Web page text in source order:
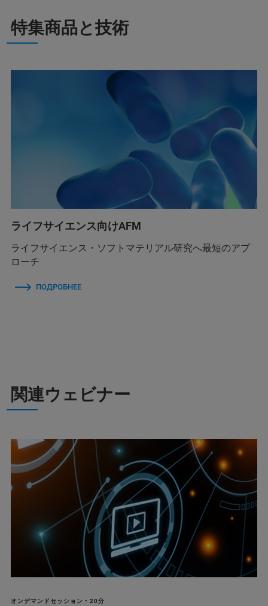
特集商品と技術
ライフサイエンス向けAFM
ライフサイエンス・ソフトマテリアル研究へ最短のアプ
ローチ
ПОДРОБНЕЕ
関連ウェビナー
オンデマンドセッション • 20分